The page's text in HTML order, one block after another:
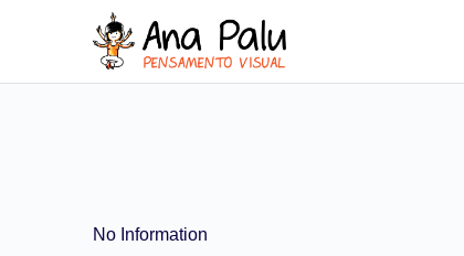
No Information